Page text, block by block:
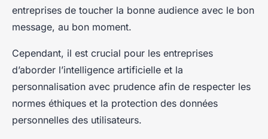
entreprises de toucher la bonne audience avec le bon
message, au bon moment.
Cependant, il est crucial pour les entreprises
d’aborder l’intelligence artificielle et la
personnalisation avec prudence afin de respecter les
normes éthiques et la protection des données
personnelles des utilisateurs.